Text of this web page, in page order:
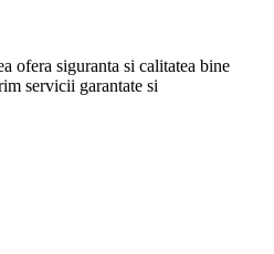
ofera siguranta si calitatea bine
servicii garantate si